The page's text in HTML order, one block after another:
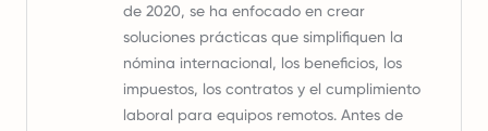
de 2020, se ha enfocado en crear
soluciones prácticas que simplifiquen la
nómina internacional, los beneficios, los
impuestos, los contratos y el cumplimiento
laboral para equipos remotos. Antes de